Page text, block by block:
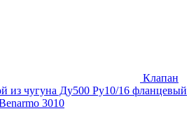
Клапан
из чугуна Ду500 Ру10/16 фланцевый
3010